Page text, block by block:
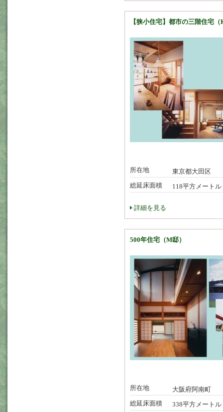
【狭小住宅】都市の三階住宅
所在地
東京都大田区
総延床面積
118平方メート
詳細を見る
500年住宅（M邸）
所在地
大阪府阿南町
総延床面積
338平方メート